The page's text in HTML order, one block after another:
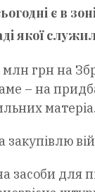
є в
якої
млн грн на
– на
для